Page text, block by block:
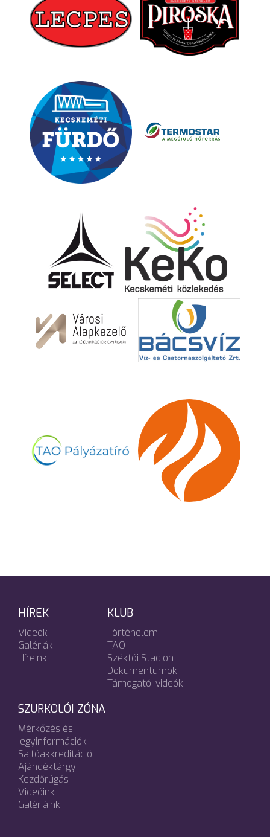
HÍREK
Videók
Galériák
Híreink
KLUB
Történelem
TAO
Széktói Stadion
Dokumentumok
Támogatói videók
SZURKOLÓI ZÓNA
Mérkőzés és
jegyinformációk
Sajtóakkreditáció
Ajándéktárgy
Kezdőrúgás
Videóink
Galériáink